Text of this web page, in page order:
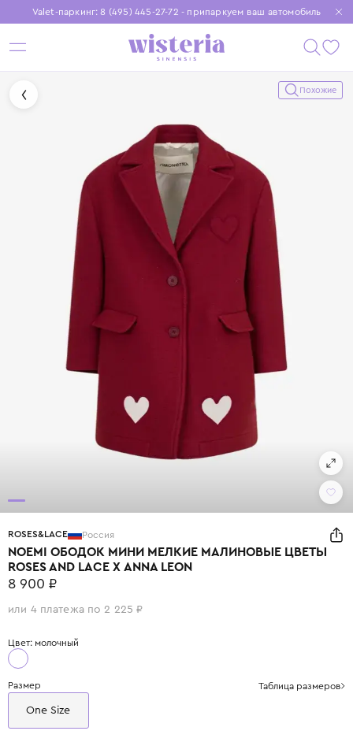
Valet-паркинг: 8 (495) 445-27-72 - припаркуем ваш автомобиль
Бесплатная доставка при заказе от 15 000 ₽
Установите приложение, чтобы покупки были еще удобнее
Похожие
ROSES&LACE Россия
NOEMI ОБОДОК МИНИ МЕЛКИЕ МАЛИНОВЫЕ ЦВЕТЫ
ROSES AND LACE Х ANNA LEON
8 900 ₽
или 4 платежа по 2 225 ₽
Цвет: молочный
Размер Таблица размеров
One Size